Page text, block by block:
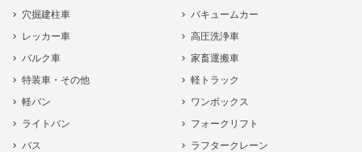
穴掘建柱車
バキュームカー
レッカー車
高圧洗浄車
バルク車
家畜運搬車
特装車・その他
軽トラック
軽バン
ワンボックス
ライトバン
フォークリフト
バス
ラフタークレーン